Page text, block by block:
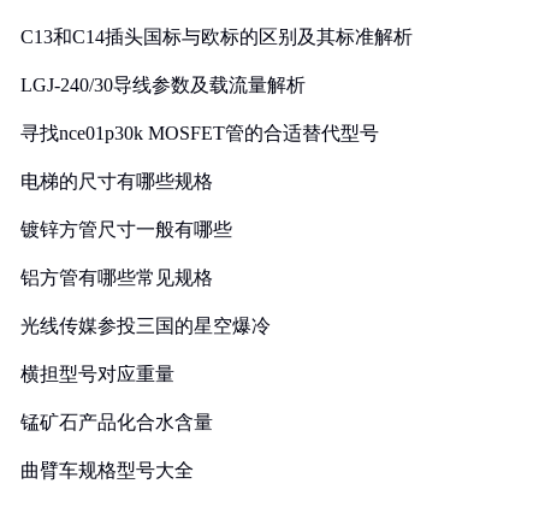
C13和C14插头国标与欧标的区别及其标准解析
LGJ-240/30导线参数及载流量解析
寻找nce01p30k MOSFET管的合适替代型号
电梯的尺寸有哪些规格
镀锌方管尺寸一般有哪些
铝方管有哪些常见规格
光线传媒参投三国的星空爆冷
横担型号对应重量
锰矿石产品化合水含量
曲臂车规格型号大全